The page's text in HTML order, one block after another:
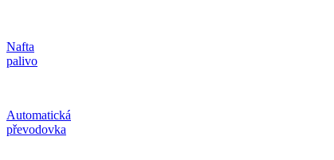
Nafta
palivo
Automatická
převodovka